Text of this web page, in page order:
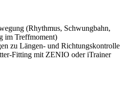
(Rhythmus, Schwungbahn,
im Treffmoment)
zu Längen- und Richtungskontrolle
Fitting mit ZENIO oder iTrainer